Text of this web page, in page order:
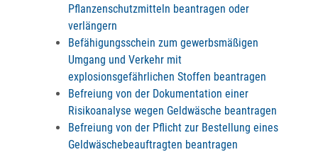
Pflanzenschutzmitteln beantragen oder
verlängern
Befähigungsschein zum gewerbsmäßigen
Umgang und Verkehr mit
explosionsgefährlichen Stoffen beantragen
Befreiung von der Dokumentation einer
Risikoanalyse wegen Geldwäsche beantragen
Befreiung von der Pflicht zur Bestellung eines
Geldwäschebeauftragten beantragen